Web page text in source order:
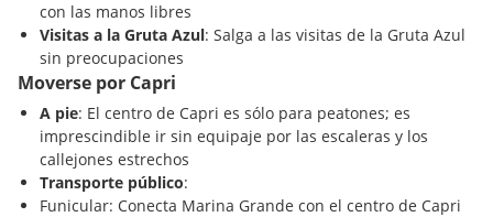
con las manos libres
Visitas a la Gruta Azul: Salga a las visitas de la Gruta Azul
sin preocupaciones
Moverse por Capri
A pie: El centro de Capri es sólo para peatones; es
imprescindible ir sin equipaje por las escaleras y los
callejones estrechos
Transporte público:
Funicular: Conecta Marina Grande con el centro de Capri